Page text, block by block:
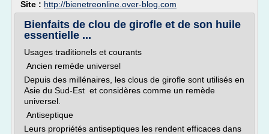
Site : http://bienetreonline.over-blog.com
Bienfaits de clou de girofle et de son huile
essentielle ...
Usages traditionels et courants
Ancien remède universel
Depuis des millénaires, les clous de girofle sont utilisés en
Asie du Sud-Est et considères comme un remède
universel.
Antiseptique
Leurs propriétés antiseptiques les rendent efficaces dans